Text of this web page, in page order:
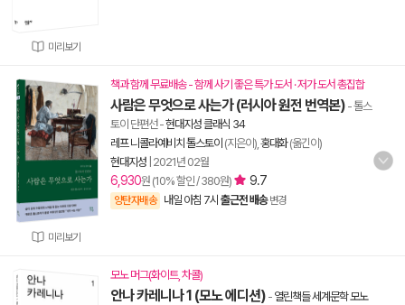
미리보기
미리보기
책과 함께 무료배송 - 함께 사기 좋은 특가 도서 · 저가 도서 총집합
사람은 무엇으로 사는가 (러시아 원전 번역본) - 톨스
토이 단편선-현대지성 클래식 34
레프 니콜라예비치 톨스토이 (지은이), 홍대화(옮긴이)
현대지성 2021년 02월
6,930원 (10% 할인 / 380원) 9.7
양탄자배송 내일 아침 7시 출근전 배송 변경
모노 머그(화이트, 차콜)
안나 카레니나 1 (모노 에디션) - 열린책들 세계문학 모노